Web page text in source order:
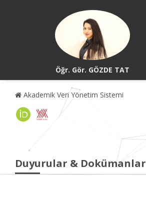
Öğr. Gör. GÖZDE TAT
Akademik Veri Yönetim Sistemi
Duyurular & Dokümanlar